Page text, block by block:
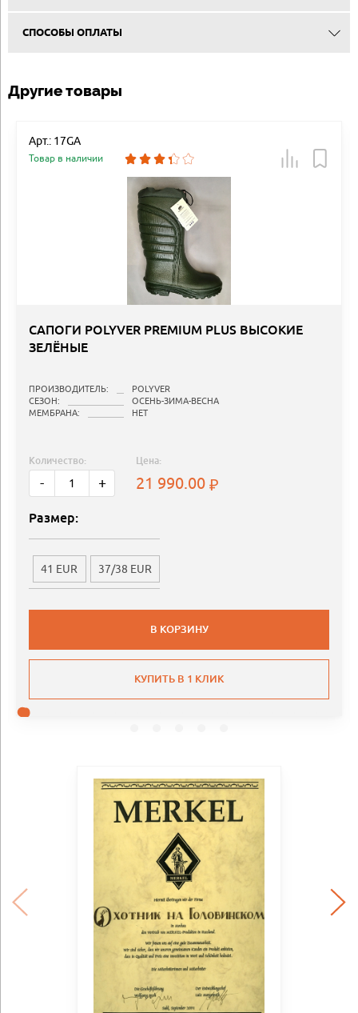
СПОСОБЫ ОПЛАТЫ
Другие товары
Арт.: 17GA
Товар в наличии
САПОГИ POLYVER PREMIUM PLUS ВЫСОКИЕ
ЗЕЛЁНЫЕ
ПРОИЗВОДИТЕЛЬ:
POLYVER
СЕЗОН:
ОСЕНЬ-ЗИМА-ВЕСНА
МЕМБРАНА:
НЕТ
Количество:
- +
Цена:
21 990.00
Размер:
41 EUR 37/38 EUR
В КОРЗИНУ
КУПИТЬ В 1 КЛИК